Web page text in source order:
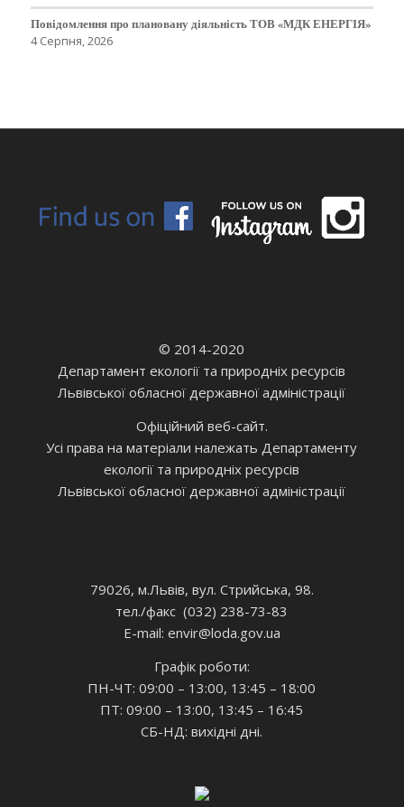
Повідомлення про плановану діяльність ТОВ «МДК ЕНЕРГІЯ»
4 Серпня, 2026
© 2014-2020
Департамент екології та природніх ресурсів
Львівської обласної державної адміністрації
Офіційний веб-сайт.
Усі права на матеріали належать Департаменту
екології та природніх ресурсів
Львівської обласної державної адміністрації
79026, м.Львів, вул. Стрийська, 98.
тел./факс (032) 238-73-83
E-mail: envir@loda.gov.ua
Графік роботи:
ПН-ЧТ: 09:00 – 13:00, 13:45 – 18:00
ПТ: 09:00 – 13:00, 13:45 – 16:45
СБ-НД: вихідні дні.